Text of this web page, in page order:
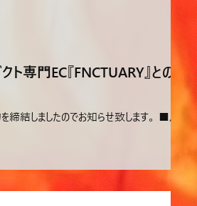
ト専門EC『FNCTUARY』との
結しましたのでお知らせ致します。 ■パー